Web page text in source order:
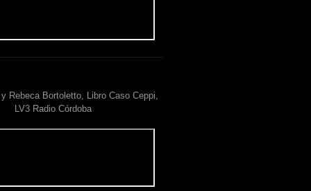
Rebeca Bortoletto, Libro Caso Ceppi,
LV3 Radio Córdoba